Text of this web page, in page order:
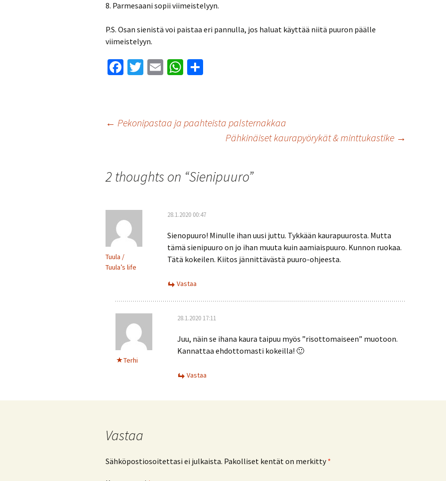
8. Parmesaani sopii viimeistelyyn.
P.S. Osan sienistä voi paistaa eri pannulla, jos haluat käyttää niitä puuron päälle
viimeistelyyn.
Fa
o
o
T
er
E
W
p
e
Artikkelien
← Pekonipastaa ja paahteista palsternakkaa
Pähkinäiset kaurapyörykät & minttukastike →
2 thoughts on “Sienipuuro”
Tuula /
Tuula’s life
28.1.2020 00:47
Sienopuuro! Minulle ihan uusi juttu. Tykkään kaurapuurosta. Mutta
tämä sienipuuro on jo ihan muuta kuin aamiaispuuro. Kunnon ruokaa.
Tätä kokeilen. Kiitos jännittävästä puuro-ohjeesta.
Vastaa
Terhi
28.1.2020 17:11
Juu, näin se ihana kaura taipuu myös ”risottomaiseen” muotoon.
Kannattaa ehdottomasti kokeilla! 🙂
Vastaa
Vastaa
Sähköpostiosoitettasi ei julkaista. Pakolliset kentät on merkitty*